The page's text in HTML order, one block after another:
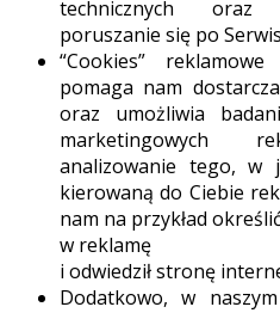
technicznych oraz
poruszanie się po
“Cookies”
pomaga nam
oraz umożliwia
marketingowych
analizowanie tego, w
kierowaną do Ciebie
nam na przykład
w reklamę
i odwiedził stronę
Dodatkowo, w